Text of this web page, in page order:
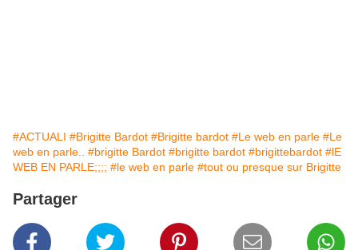
#ACTUALI #Brigitte Bardot #Brigitte bardot #Le web en parle #Le
web en parle..
#brigitte Bardot #brigitte bardot #brigittebardot #lE
WEB EN PARLE;;;; #le web en parle #tout ou presque sur Brigitte
Partager